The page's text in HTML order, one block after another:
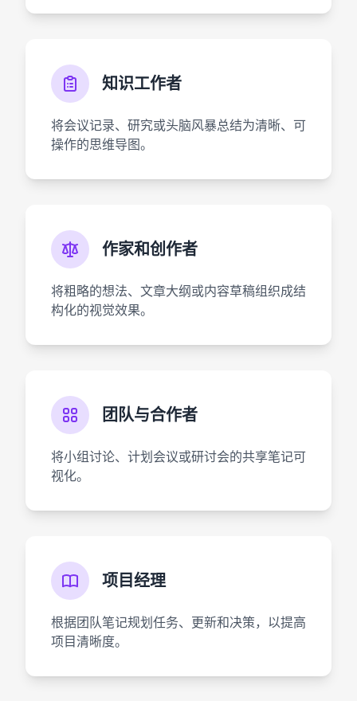
知识工作者
将会议记录、研究或头脑风暴总结为清晰、可
操作的思维导图。
作家和创作者
将粗略的想法、文章大纲或内容草稿组织成结
构化的视觉效果。
团队与合作者
将小组讨论、计划会议或研讨会的共享笔记可
视化。
项目经理
根据团队笔记规划任务、更新和决策，以提高
项目清晰度。